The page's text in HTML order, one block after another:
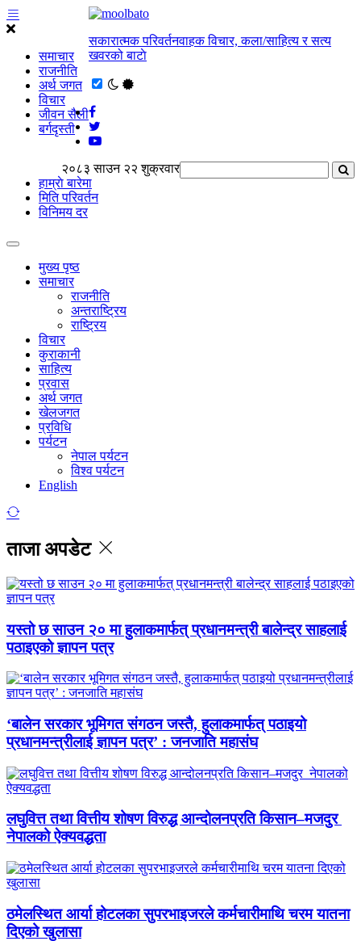
समाचार
राजनीति
अर्थ जगत
विचार
जीवन सैली
बर्गदृस्ती
सकारात्मक परिवर्तनवाहक विचार, कला/साहित्य र सत्य
खवरको बाटाे
२०८३ साउन २२ शुक्रवार
हाम्राे बारेमा
मिति परिवर्तन
विनिमय दर
मुख्य पृष्ठ
समाचार
राजनीति
अन्तराष्ट्रिय
राष्ट्रिय
विचार
कुराकानी
साहित्य
प्रवास
अर्थ जगत
खेलजगत
प्रविधि
पर्यटन
नेपाल पर्यटन
विश्व पर्यटन
English
ताजा अपडेट
यस्तो छ साउन २० मा हुलाकमार्फत् प्रधानमन्त्री बालेन्द्र साहलाई
पठाइएको ज्ञापन पत्र
‘बालेन सरकार भूमिगत संगठन जस्तै, हुलाकमार्फत् पठाइयो
प्रधानमन्त्रीलाई ज्ञापन पत्र’ : जनजाति महासंघ
लघुवित्त तथा वित्तीय शोषण विरुद्ध आन्दोलनप्रति किसान–मजदुर
नेपालको ऐक्यवद्धता
ठमेलस्थित आर्या होटलका सुपरभाइजरले कर्मचारीमाथि चरम यातना
दिएको खुलासा